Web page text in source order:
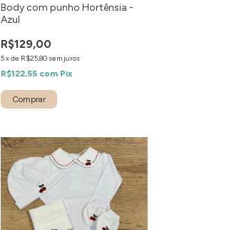
Body com punho Hortênsia -
Azul
R$129,00
5xde R$25,80 sem juros
R$122,55 com Pix